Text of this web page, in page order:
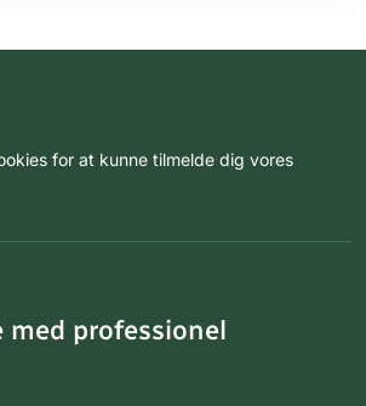
for at kunne tilmelde dig vores
med professionel